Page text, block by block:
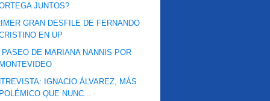
JUNTOS?
GRAN DESFILE DE FERNANDO
EN UP
PASEO DE MARIANA NANNIS POR
IGNACIO ÁLVAREZ, MÁS
QUE NUNC...